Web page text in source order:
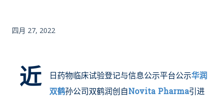
四月 27, 2022
近 日药物临床试验登记与信息公示平台公示华润
双鹤孙公司双鹤润创自Novita Pharma引进